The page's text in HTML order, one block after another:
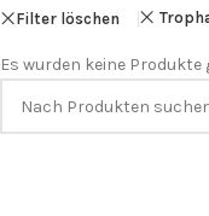
Filter löschen
Es wurden keine